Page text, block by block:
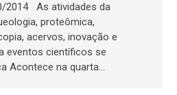
2014 As atividades da
proteômica,
acervos, inovação e
eventos científicos se
Acontece na quarta…